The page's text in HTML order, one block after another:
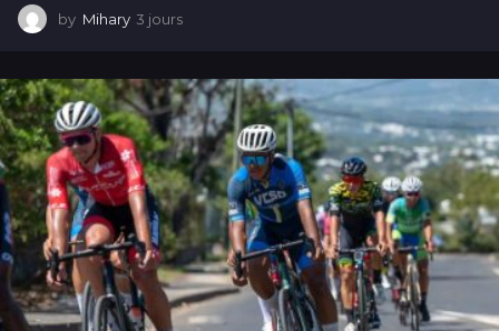
by Mihary 3 jours
u
r